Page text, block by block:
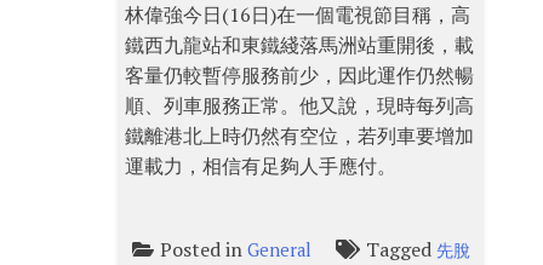
林偉強今日(16日)在一個電視節目稱，高
鐵西九龍站和東鐵綫落馬洲站重開後，載
客量仍較暫停服務前少，因此運作仍然暢
順、列車服務正常。他又說，現時每列高
鐵離港北上時仍然有空位，若列車要增加
運載力，相信有足夠人手應付。
Posted in General Tagged 先脫